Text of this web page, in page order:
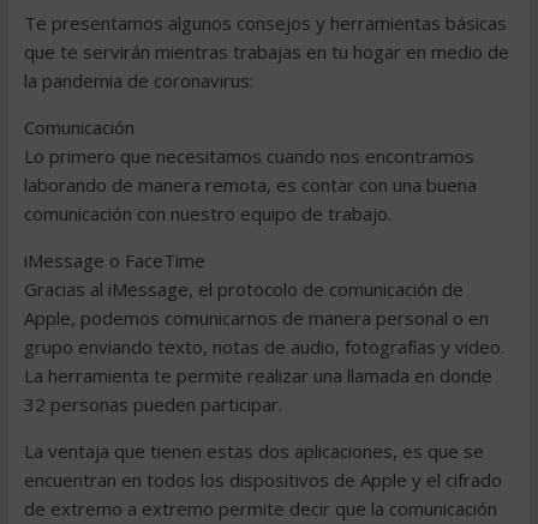
Te presentamos algunos consejos y herramientas básicas
que te servirán mientras trabajas en tu hogar en medio de
la pandemia de coronavirus:
Comunicación
Lo primero que necesitamos cuando nos encontramos
laborando de manera remota, es contar con una buena
comunicación con nuestro equipo de trabajo.
iMessage o FaceTime
Gracias al iMessage, el protocolo de comunicación de
Apple, podemos comunicarnos de manera personal o en
grupo enviando texto, notas de audio, fotografías y video.
La herramienta te permite realizar una llamada en donde
32 personas pueden participar.
La ventaja que tienen estas dos aplicaciones, es que se
encuentran en todos los dispositivos de Apple y el cifrado
de extremo a extremo permite decir que la comunicación